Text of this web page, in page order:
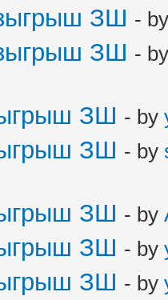
ЗШ -
ЗШ -
ЗШ - by
ЗШ - by
ЗШ - by
ЗШ - by
ЗШ - by